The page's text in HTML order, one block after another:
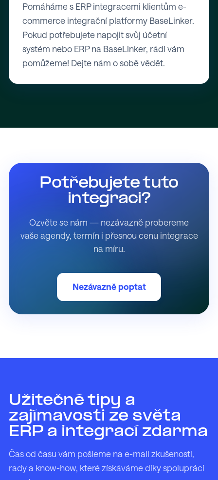
Pomáháme s ERP integracemi klientům e-
commerce integrační platformy BaseLinker.
Pokud potřebujete napojit svůj účetní
systém nebo ERP na BaseLinker, rádi vám
pomůžeme! Dejte nám o sobě vědět.
Potřebujete tuto
integraci?
Ozvěte se nám — nezávazně probereme
vaše agendy, termín i přesnou cenu integrace
na míru.
Nezávazně poptat
Užitečné tipy a
zajímavosti ze světa
ERP a integrací zdarma
Čas od času vám pošleme na e-mail zkušenosti,
rady a know-how, které získáváme díky spolupráci